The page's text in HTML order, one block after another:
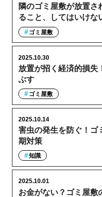
隣のゴミ屋敷が放置さ
ること、してはいけな
ゴミ屋敷
放置が招く経済的損失
ぶす
2025.10.30
ゴミ屋敷
害虫の発生を防ぐ！ゴ
期対策
2025.10.14
知識
お金がない？ゴミ屋敷
2025.10.01